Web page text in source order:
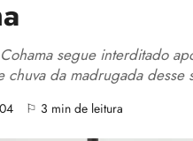
segue interditado
da madrugada desse
⚐ 3 min de leitura